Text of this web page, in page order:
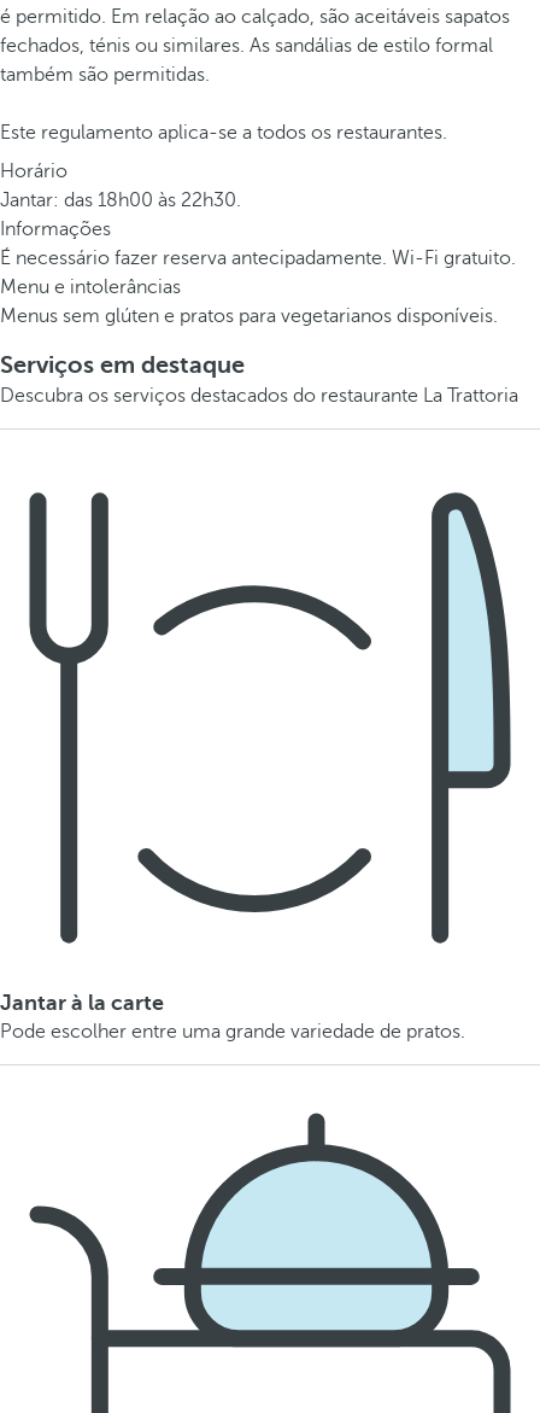
é permitido. Em relação ao calçado, são aceitáveis sapatos
fechados, ténis ou similares. As sandálias de estilo formal
também são permitidas.
Este regulamento aplica-se a todos os restaurantes.
Horário
Jantar: das 18h00 às 22h30.
Informações
É necessário fazer reserva antecipadamente. Wi-Fi gratuito.
Menu e intolerâncias
Menus sem glúten e pratos para vegetarianos disponíveis.
Serviços em destaque
Descubra os serviços destacados do restaurante La Trattoria
Jantar à la carte
Pode escolher entre uma grande variedade de pratos.